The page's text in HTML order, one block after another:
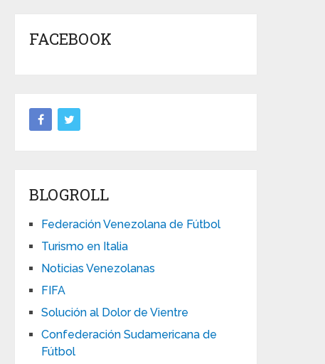
FACEBOOK
BLOGROLL
Federación Venezolana de Fútbol
Turismo en Italia
Noticias Venezolanas
FIFA
Solución al Dolor de Vientre
Confederación Sudamericana de
Fútbol